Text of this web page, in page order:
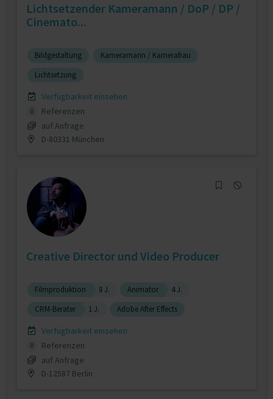
Lichtsetzender Kameramann / DoP / DP /
Cinemato...
Bildgestaltung
Kameramann / Kamerafrau
Lichtsetzung
Verfügbarkeit einsehen
0
Referenzen
auf Anfrage
D-80331 München
Creative Director und Video Producer
Filmproduktion 8 J. Animator
4 J.
CRM-Berater
1 J. Adobe After Effects
Verfügbarkeit einsehen
0
Referenzen
auf Anfrage
D-12587 Berlin